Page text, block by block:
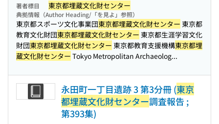
著者標目 東京都埋蔵文化財センター
典拠情報（Author Heading/「を見よ」参照）
東京都スポーツ文化事業団東京都埋蔵文化財センター 東京都
教育文化財団東京都埋蔵文化財センター 東京都生涯学習文化
財団東京都埋蔵文化財センター 東京都教育支援機構東京都埋
蔵文化財センター Tokyo Metropolitan Archaeolog...
永田町一丁目遺跡 3 第3分冊 (東京
都埋蔵文化財センター調査報告 ;
第393集)